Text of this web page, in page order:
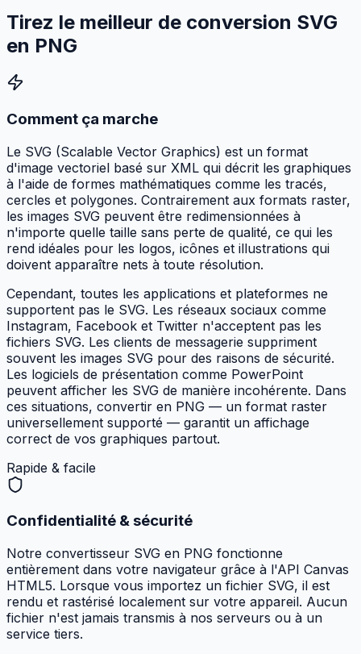
Tirez le meilleur de conversion SVG
en PNG
Comment ça marche
Le SVG (Scalable Vector Graphics) est un format
d'image vectoriel basé sur XML qui décrit les graphiques
à l'aide de formes mathématiques comme les tracés,
cercles et polygones. Contrairement aux formats raster,
les images SVG peuvent être redimensionnées à
n'importe quelle taille sans perte de qualité, ce qui les
rend idéales pour les logos, icônes et illustrations qui
doivent apparaître nets à toute résolution.
Cependant, toutes les applications et plateformes ne
supportent pas le SVG. Les réseaux sociaux comme
Instagram, Facebook et Twitter n'acceptent pas les
fichiers SVG. Les clients de messagerie suppriment
souvent les images SVG pour des raisons de sécurité.
Les logiciels de présentation comme PowerPoint
peuvent afficher les SVG de manière incohérente. Dans
ces situations, convertir en PNG — un format raster
universellement supporté — garantit un affichage
correct de vos graphiques partout.
Rapide & facile
Confidentialité & sécurité
Notre convertisseur SVG en PNG fonctionne
entièrement dans votre navigateur grâce à l'API Canvas
HTML5. Lorsque vous importez un fichier SVG, il est
rendu et rastérisé localement sur votre appareil. Aucun
fichier n'est jamais transmis à nos serveurs ou à un
service tiers.